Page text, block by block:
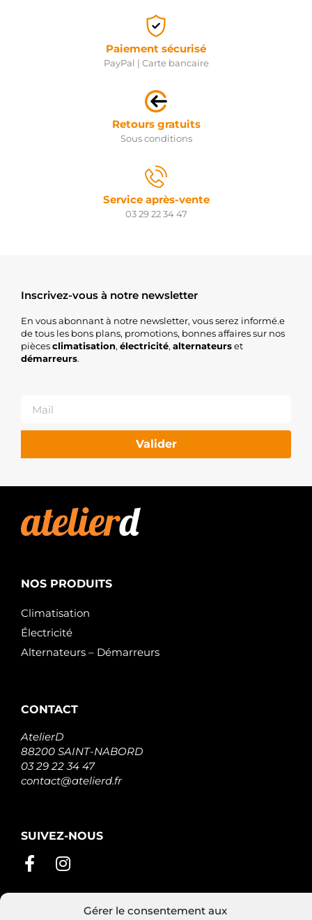
Gérer le consentement aux
Paiement sécurisé
PayPal | Carte bancaire
Retours gratuits
Sous conditions
Service après-vente
03 29 22 34 47
Inscrivez-vous à notre newsletter
En vous abonnant à notre newsletter, vous serez informé.e
de tous les bons plans, promotions, bonnes affaires sur nos
piècesclimatisation, électricité, alternateurset
démarreurs.
Valider
NOS PRODUITS
Climatisation
Électricité
Alternateurs – Démarreurs
CONTACT
AtelierD
88200 SAINT-NABORD
03 29 22 34 47
contact@atelierd.fr
SUIVEZ-NOUS